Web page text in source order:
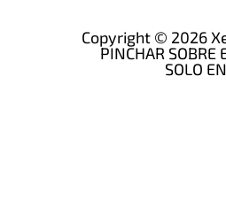
Copyright © 2026
PINCHAR SOBRE
SOLO